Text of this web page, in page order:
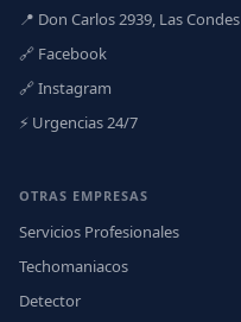
📍 Don Carlos 2939, Las Condes
🔗 Facebook
🔗 Instagram
⚡ Urgencias 24/7
OTRAS EMPRESAS
Servicios Profesionales
Techomaniacos
Detector